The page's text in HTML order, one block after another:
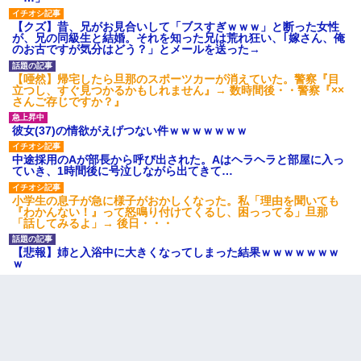
【クズ】昔、兄がお見合いして「ブスすぎｗｗｗ」と断った女性
が、兄の同級生と結婚。それを知った兄は荒れ狂い、｢嫁さん、俺
のお古ですが気分はどう？」とメールを送った→
【唖然】帰宅したら旦那のスポーツカーが消えていた。警察『目
立つし、すぐ見つかるかもしれません』→ 数時間後・・警察『××
さんご存じですか？』
彼女(37)の情欲がえげつない件ｗｗｗｗｗｗｗ
中途採用のAが部長から呼び出された。Aはヘラヘラと部屋に入っ
ていき、1時間後に号泣しながら出てきて…
小学生の息子が急に様子がおかしくなった。私「理由を聞いても
『わかんない！』って怒鳴り付けてくるし、困っってる」旦那
「話してみるよ」→ 後日・・・
【悲報】姉と入浴中に大きくなってしまった結果ｗｗｗｗｗｗｗ
ｗ